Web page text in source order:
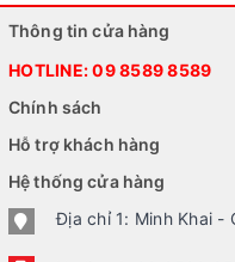
Thông tin cửa hàng
HOTLINE:09 8589 8589
Chính sách
Hỗ trợ khách hàng
Hệ thống cửa hàng
Địa chỉ 1: Minh Khai -